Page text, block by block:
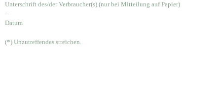
Unterschrift des/der Verbraucher(s) (nur bei Mitteilung auf Papier)
–
Datum
(*) Unzutreffendes streichen.